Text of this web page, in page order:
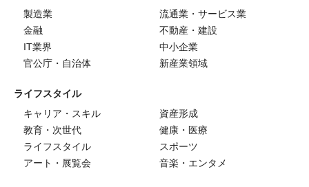
製造業
流通業・サービス業
金融
不動産・建設
IT業界
中小企業
官公庁・自治体
新産業領域
ライフスタイル
キャリア・スキル
資産形成
教育・次世代
健康・医療
ライフスタイル
スポーツ
アート・展覧会
音楽・エンタメ